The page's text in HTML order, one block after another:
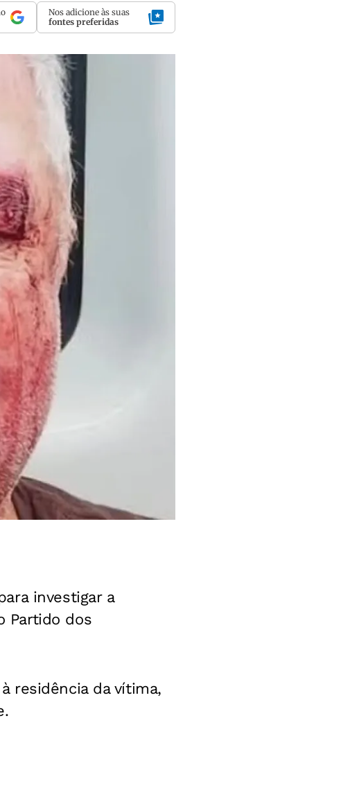
Nos adicione às suas
fontes preferidas
investigar a
Partido dos
residência da vítima,